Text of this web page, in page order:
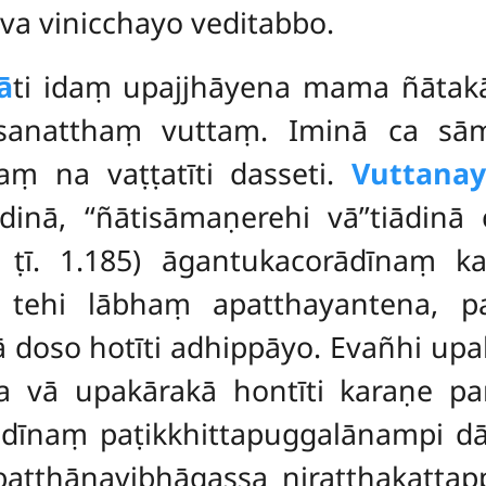
vinicchayo veditabbo.
ti idaṃ upajjhāyena mama
vuttaṃ. Iminā ca
na vaṭṭatīti dasseti.
‘‘ñātisāmaṇerehi
1.185) āgantukacorādīnaṃ
lābhaṃ apatthayantena,
doso hotīti adhippāyo. Evañhi
vā upakārakā hontīti karaṇe
paṭikkhittapuggalānampi